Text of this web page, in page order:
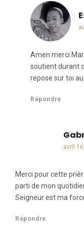
Amen merci
soutient durant
repose sur toi
Répondre
avril
Merci pour cette
parti de mon
Seigneur est ma
Répondre